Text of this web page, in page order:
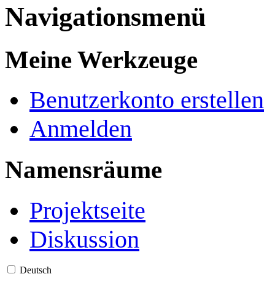
Navigationsmenü
Meine Werkzeuge
Benutzerkonto erstellen
Anmelden
Namensräume
Projektseite
Diskussion
Deutsch